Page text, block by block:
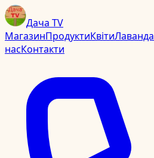
Дача TV
МагазинПродуктиКвітиЛаванда
насКонтакти